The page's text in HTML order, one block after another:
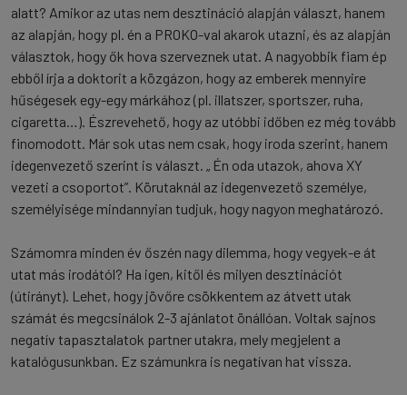
alatt? Amikor az utas nem desztináció alapján választ, hanem
az alapján, hogy pl. én a PROKO-val akarok utazni, és az alapján
választok, hogy ők hova szerveznek utat. A nagyobbik fiam ép
ebből írja a doktorit a közgázon, hogy az emberek mennyire
hűségesek egy-egy márkához (pl. illatszer, sportszer, ruha,
cigaretta…). Észrevehető, hogy az utóbbi időben ez még tovább
finomodott. Már sok utas nem csak, hogy iroda szerint, hanem
idegenvezető szerint is választ. „ Én oda utazok, ahova XY
vezeti a csoportot”. Körutaknál az idegenvezető személye,
személyisége mindannyian tudjuk, hogy nagyon meghatározó.
Számomra minden év őszén nagy dilemma, hogy vegyek-e át
utat más irodától? Ha igen, kitől és milyen desztinációt
(útirányt). Lehet, hogy jövőre csökkentem az átvett utak
számát és megcsinálok 2-3 ajánlatot önállóan. Voltak sajnos
negatív tapasztalatok partner utakra, mely megjelent a
katalógusunkban. Ez számunkra is negatívan hat vissza.